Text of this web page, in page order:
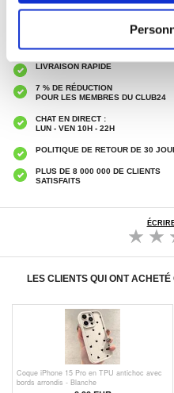
LIVRAISON RAPIDE
7 % DE RÉDUCTION
POUR LES MEMBRES DU CLUB24
CHAT EN DIRECT :
LUN - VEN 10H - 22H
POLITIQUE DE RETOUR DE 30
PLUS DE 8 000 000 DE CLIENTS
SATISFAITS
LES CLIENTS QUI ONT
Coque iPhone 15 Pro en TPU antichoc avec
bords arrondis - Blanche